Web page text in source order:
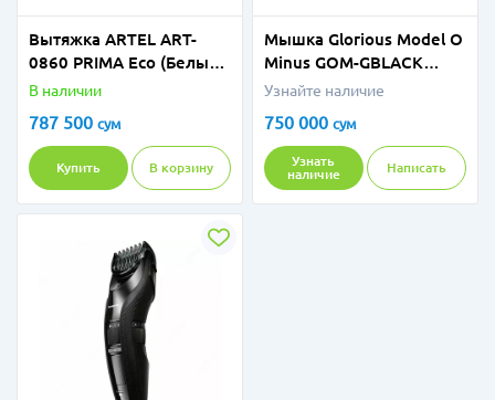
Вытяжка ARTEL ART-
0860 PRIMA Eco (Белый,
Коричневый )
В наличии
787 500 сум
Купить В корзину
Мышка Glorious Model O
Minus GOM-GBLACK
Glossy Black
Узнайте наличие
750 000 сум
Узнать
наличие
Написать